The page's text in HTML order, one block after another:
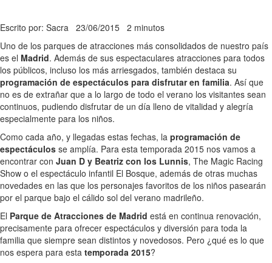
Escrito por: Sacra 23/06/2015 2 minutos
Uno de los parques de atracciones más consolidados de nuestro país
es el Madrid. Además de sus espectaculares atracciones para todos
los públicos, incluso los más arriesgados, también destaca su
programación de espectáculos para disfrutar en familia. Así que
no es de extrañar que a lo largo de todo el verano los visitantes sean
continuos, pudiendo disfrutar de un día lleno de vitalidad y alegría
especialmente para los niños.
Como cada año, y llegadas estas fechas, la programación de
espectáculos se amplía. Para esta temporada 2015 nos vamos a
encontrar con Juan D y Beatriz con los Lunnis, The Magic Racing
Show o el espectáculo infantil El Bosque, además de otras muchas
novedades en las que los personajes favoritos de los niños pasearán
por el parque bajo el cálido sol del verano madrileño.
El Parque de Atracciones de Madrid está en continua renovación,
precisamente para ofrecer espectáculos y diversión para toda la
familia que siempre sean distintos y novedosos. Pero ¿qué es lo que
nos espera para esta temporada 2015?